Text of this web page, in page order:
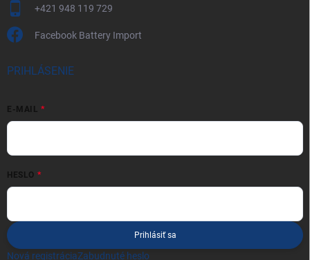
+421 948 119 729
Facebook Battery Import
PRIHLÁSENIE
E-MAIL
HESLO
Prihlásiť sa
Nová registráciaZabudnuté heslo